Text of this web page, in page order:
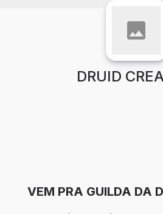
DRUID
VEM PRA GUILDA DA